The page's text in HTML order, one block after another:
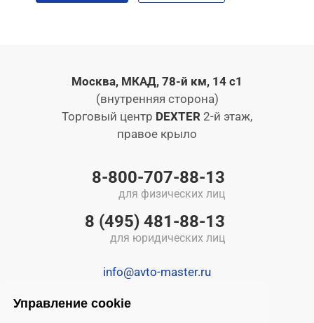
Управление cookie
Москва, МКАД, 78-й км, 14 с1
(внутренняя сторона)
Торговый центр DEXTER 2-й этаж,
правое крыло
8-800-707-88-13
для физических лиц
8 (495) 481-88-13
для юридических лиц
info@avto-master.ru